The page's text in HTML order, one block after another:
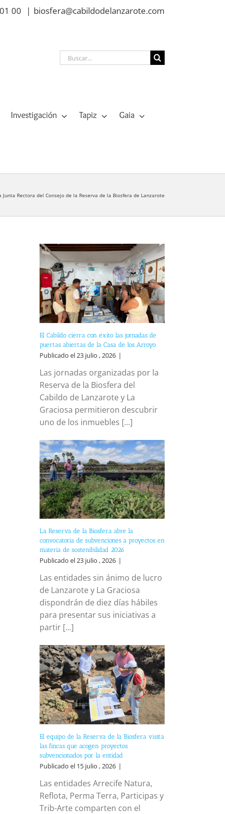
00 | biosfera@cabildodelanzarote.com
Buscar:
Investigación Tapiz Gaia
Rectora del Consejo de la Reserva de la Biosfera de Lanzarote
El Cabildo cierra con éxito las jornadas de
puertas abiertas de la Casa de los Arroyo
Publicado el 23 julio , 2026 |
Las jornadas organizadas por la
Reserva de la Biosfera del
Cabildo de Lanzarote y La
Graciosa permitieron descubrir
uno de los inmuebles [...]
La Reserva de la Biosfera abre la
convocatoria de subvenciones a proyectos en
materia de sostenibilidad 2026
Publicado el 23 julio , 2026 |
Las entidades sin ánimo de lucro
de Lanzarote y La Graciosa
dispondrán de diez días hábiles
para presentar sus iniciativas a
partir [...]
El equipo de la Reserva de la Biosfera visita
las fincas que acogen proyectos
subvencionados por la entidad
Publicado el 15 julio , 2026 |
Las entidades Arrecife Natura,
Reflota, Perma Terra, Participas y
Trib-Arte comparten con el